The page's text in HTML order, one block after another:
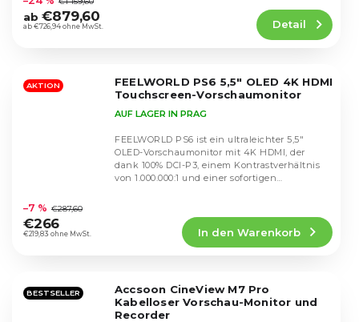
Produktbewertung
ist
Sternen.
ab €726,94 ohne MwSt.
ab €879,60 Detail
AKTION
FEELWORLD PS6 5,5" OLED 4K HDMI
Touchscreen-Vorschaumonitor
durchschnittliche
Produktbewertung
ist
Sternen.
AUF LAGER IN PRAG
€219,83 ohne MwSt.
–7 % €287,60
€266
In den Warenkorb
FEELWORLD PS6 ist ein ultraleichter 5,5"
OLED-Vorschaumonitor mit 4K HDMI, der
dank 100% DCI-P3, einem Kontrastverhältnis
von 1.000.000:1 und einer sofortigen
BESTSELLER
Accsoon CineView M7 Pro
Kabelloser Vorschau-Monitor und
Recorder